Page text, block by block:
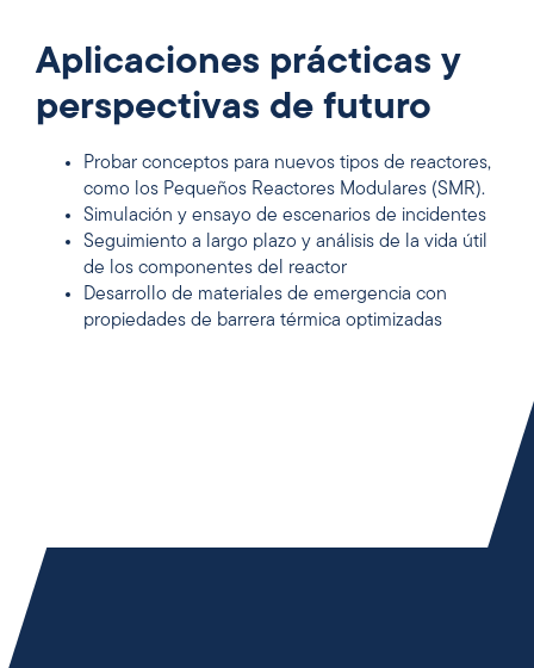
Aplicaciones prácticas y
perspectivas de futuro
Probar conceptos para nuevos tipos de reactores,
como los Pequeños Reactores Modulares (SMR).
Simulación y ensayo de escenarios de incidentes
Seguimiento a largo plazo y análisis de la vida útil
de los componentes del reactor
Desarrollo de materiales de emergencia con
propiedades de barrera térmica optimizadas